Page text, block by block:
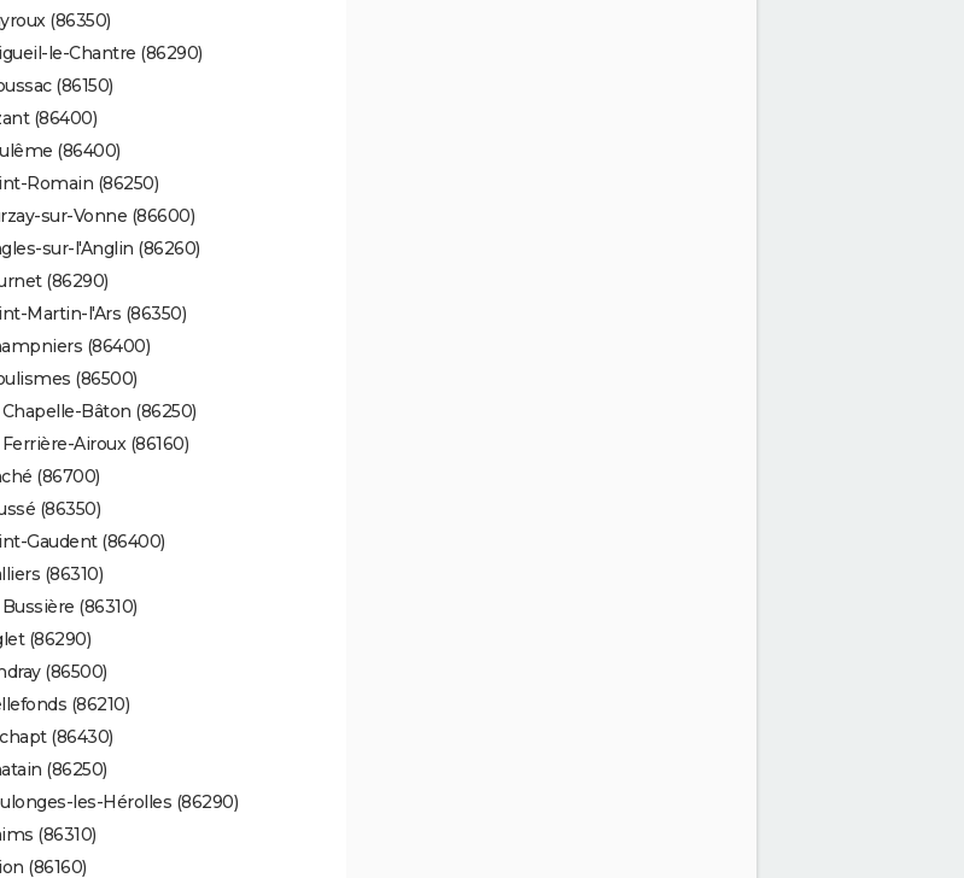
(86350)
le-Chantre (86290)
(86150)
(86400)
(86400)
Romain (86250)
sur-Vonne (86600)
sur-l'Anglin (86260)
(86290)
Martin-l'Ars (86350)
(86400)
(86500)
Chapelle-Bâton (86250)
Ferrière-Airoux (86160)
(86700)
(86350)
Gaudent (86400)
(86310)
(86310)
(86290)
(86500)
(86210)
(86430)
(86250)
les-Hérolles (86290)
(86310)
(86160)